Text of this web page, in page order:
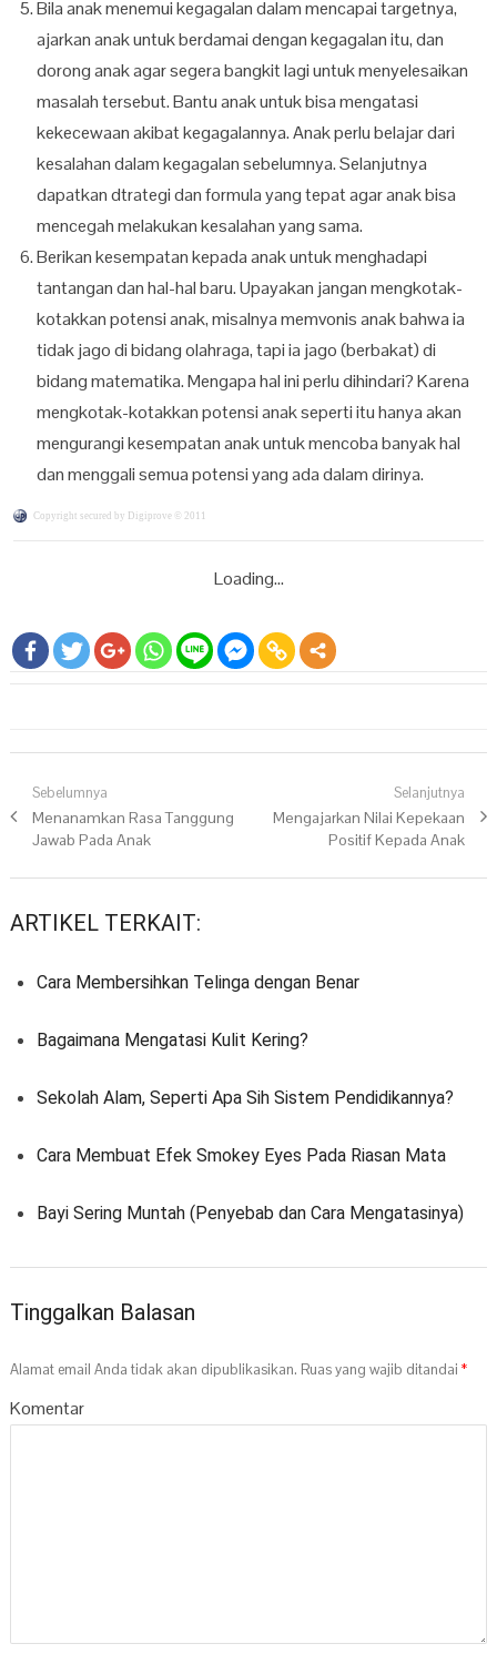
Bila anak menemui kegagalan dalam mencapai targetnya,
ajarkan anak untuk berdamai dengan kegagalan itu, dan
dorong anak agar segera bangkit lagi untuk menyelesaikan
masalah tersebut. Bantu anak untuk bisa mengatasi
kekecewaan akibat kegagalannya. Anak perlu belajar dari
kesalahan dalam kegagalan sebelumnya. Selanjutnya
dapatkan dtrategi dan formula yang tepat agar anak bisa
mencegah melakukan kesalahan yang sama.
Berikan kesempatan kepada anak untuk menghadapi
tantangan dan hal-hal baru. Upayakan jangan mengkotak-
kotakkan potensi anak, misalnya memvonis anak bahwa ia
tidak jago di bidang olahraga, tapi ia jago (berbakat) di
bidang matematika. Mengapa hal ini perlu dihindari? Karena
mengkotak-kotakkan potensi anak seperti itu hanya akan
mengurangi kesempatan anak untuk mencoba banyak hal
dan menggali semua potensi yang ada dalam dirinya.
Copyright secured by Digiprove © 2011
Loading...
Navigasi pos
Sebelumnya
Previous post:
Menanamkan Rasa Tanggung
Jawab Pada Anak
Selanjutnya
Next post:
Mengajarkan Nilai Kepekaan
Positif Kepada Anak
ARTIKEL TERKAIT:
Cara Membersihkan Telinga dengan Benar
Bagaimana Mengatasi Kulit Kering?
Sekolah Alam, Seperti Apa Sih Sistem Pendidikannya?
Cara Membuat Efek Smokey Eyes Pada Riasan Mata
Bayi Sering Muntah (Penyebab dan Cara Mengatasinya)
Tinggalkan Balasan
Alamat email Anda tidak akan dipublikasikan. Ruas yang wajib ditandai*
Komentar